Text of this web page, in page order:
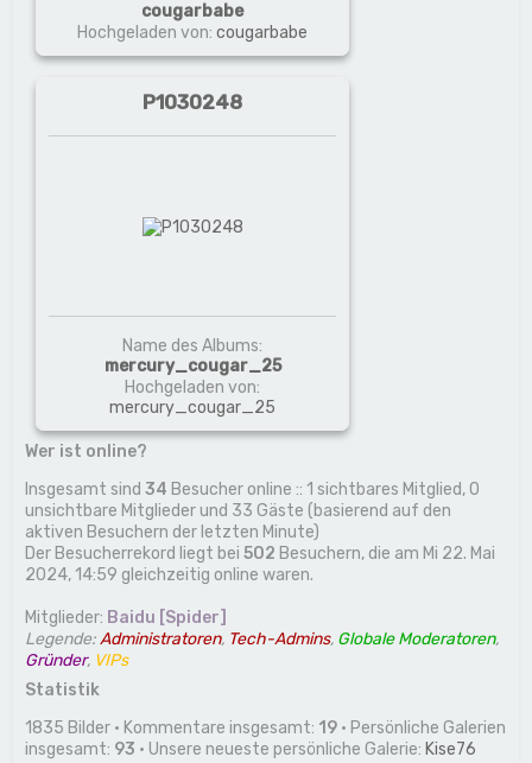
cougarbabe
Hochgeladen von:cougarbabe
P1030248
Name des Albums:
mercury_cougar_25
Hochgeladen von:
mercury_cougar_25
Wer ist online?
Insgesamt sind34 Besucher online :: 1 sichtbares Mitglied, 0
unsichtbare Mitglieder und 33 Gäste (basierend auf den
aktiven Besuchern der letzten Minute)
Der Besucherrekord liegt bei502 Besuchern, die am Mi 22. Mai
2024, 14:59 gleichzeitig online waren.
Mitglieder: Baidu [Spider]
Legende:Administratoren, Tech-Admins, Globale Moderatoren,
Gründer, VIPs
Statistik
1835 Bilder • Kommentare insgesamt: 19 • Persönliche Galerien
insgesamt: 93 • Unsere neueste persönliche Galerie: Kise76